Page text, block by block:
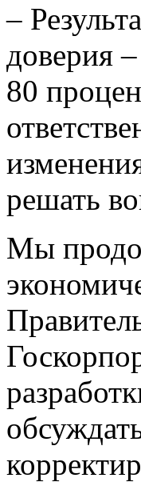
–
доверия
80
решать
Мы